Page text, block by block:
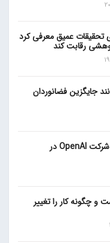
تحقیقات عمیق معرفی کرد
رقابت کند
جایگزین فضانوردان
گزارش‌ها از ناکامی GPT-5 شرکت OpenAI در
چگونه کار را تغییر